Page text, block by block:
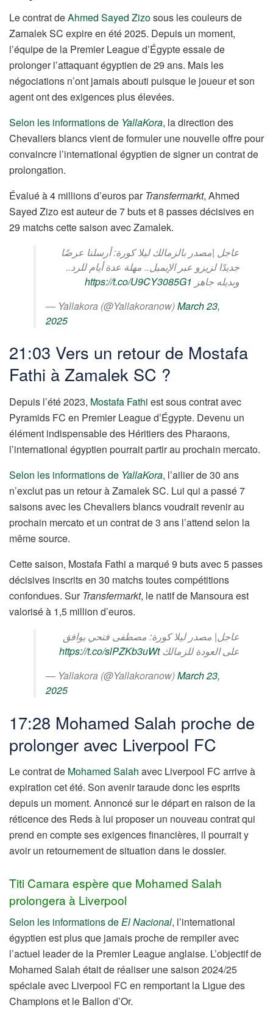
Le contrat deAhmed Sayed Zizosous les couleurs de
Zamalek SC expire en été 2025. Depuis un moment,
l’équipe de la Premier League d’Égypte essaie de
prolonger l’attaquant égyptien de 29 ans. Mais les
négociations n’ont jamais abouti puisque le joueur et son
agent ont des exigences plus élevées.
Selon les informations de YallaKora, la direction des
Chevaliers blancs vient de formuler une nouvelle offre pour
convaincre l’international égyptien de signer un contrat de
prolongation.
Évalué à 4 millions d’euros par Transfermarkt, Ahmed
Sayed Zizo est auteur de 7 buts et 8 passes décisives en
29 matchs cette saison avec Zamalek.
عاجل |مصدر بالزمالك ليلا كورة: أرسلنا عرضًا
جديدًا لزيزو عبر الإيميل.. مهلة عدة أيام للرد..
وبديله جاهز https://t.co/U9CY3085G1
— Yallakora (@Yallakoranow)March 23,
2025
21:03 Vers un retour de Mostafa
Fathi à Zamalek SC ?
Depuis l’été 2023, Mostafa Fathi est sous contrat avec
Pyramids FC en Premier League d’Égypte. Devenu un
élément indispensable des Héritiers des Pharaons,
l’international égyptien pourrait partir au prochain mercato.
Selon les informations de YallaKora, l’ailier de 30 ans
n’exclut pas un retour à Zamalek SC. Lui qui a passé 7
saisons avec les Chevaliers blancs voudrait revenir au
prochain mercato et un contrat de 3 ans l’attend selon la
même source.
Cette saison, Mostafa Fathi a marqué 9 buts avec 5 passes
décisives inscrits en 30 matchs toutes compétitions
confondues. Sur Transfermarkt, le natif de Mansoura est
valorisé à 1,5 million d’euros.
عاجل| مصدر ليلا كورة: مصطفى فتحي يوافق
على العودة للزمالكhttps://t.co/slPZKb3uWt
— Yallakora (@Yallakoranow)March 23,
2025
17:28 Mohamed Salah proche de
prolonger avec Liverpool FC
Le contrat de Mohamed Salah avec Liverpool FC arrive à
expiration cet été. Son avenir taraude donc les esprits
depuis un moment. Annoncé sur le départ en raison de la
réticence des Reds à lui proposer un nouveau contrat qui
prend en compte ses exigences financières, il pourrait y
avoir un retournement de situation dans le dossier.
Titi Camara espère que Mohamed Salah
prolongera à Liverpool
Selon les informations deEl Nacional, l’international
égyptien est plus que jamais proche de rempiler avec
l’actuel leader de la Premier League anglaise. L’objectif de
Mohamed Salah était de réaliser une saison 2024/25
spéciale avec Liverpool FC en remportant la Ligue des
Champions et le Ballon d’Or.